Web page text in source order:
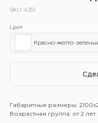
SKU: 4351
Цвет
Красно-желто-
Габаритные размеры:
Возрастная группа: от 2 лет